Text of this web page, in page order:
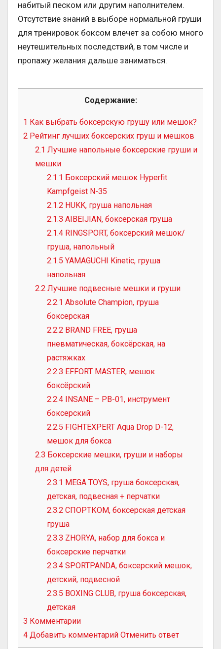
набитый песком или другим наполнителем.
Отсутствие знаний в выборе нормальной груши
для тренировок боксом влечет за собою много
неутешительных последствий, в том числе и
пропажу желания дальше заниматься.
Содержание:
1 Как выбрать боксерскую грушу или мешок?
2 Рейтинг лучших боксерских груш и мешков
2.1 Лучшие напольные боксерские груши и
мешки
2.1.1 Боксерский мешок Hyperfit
Kampfgeist N-35
2.1.2 HUKK, груша напольная
2.1.3 AIBEIJIAN, боксерская груша
2.1.4 RINGSPORT, боксерский мешок/
груша, напольный
2.1.5 YAMAGUCHI Kinetic, груша
напольная
2.2 Лучшие подвесные мешки и груши
2.2.1 Absolute Champion, груша
боксерская
2.2.2 BRAND FREE, груша
пневматическая, боксёрская, на
растяжках
2.2.3 EFFORT MASTER, мешок
боксёрский
2.2.4 INSANE – PB-01, инструмент
боксерский
2.2.5 FIGHTEXPERT Aqua Drop D-12,
мешок для бокса
2.3 Боксерские мешки, груши и наборы
для детей
2.3.1 MEGA TOYS, груша боксерская,
детская, подвесная + перчатки
2.3.2 СПОРТКОМ, боксерская детская
груша
2.3.3 ZHORYA, набор для бокса и
боксерские перчатки
2.3.4 SPORTPANDA, боксерский мешок,
детский, подвесной
2.3.5 BOXING CLUB, груша боксерская,
детская
3 Комментарии
4 Добавить комментарий Отменить ответ